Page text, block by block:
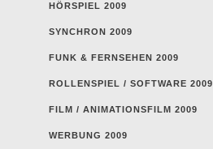
HÖRSPIEL 2009
SYNCHRON 2009
FUNK & FERNSEHEN 2009
ROLLENSPIEL / SOFTWARE 2009
FILM / ANIMATIONSFILM 2009
WERBUNG 2009